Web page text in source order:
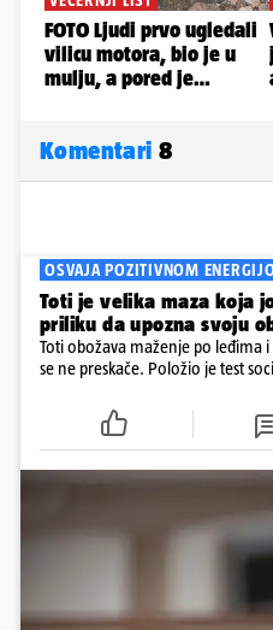
Komentari 8
OSVAJA POZITIVNOM
Toti je velika maza koja
priliku da upozna svoju
Toti obožava maženje po leđima
se ne preskače. Položio je test
cijepljen protiv virusnih zaraznih